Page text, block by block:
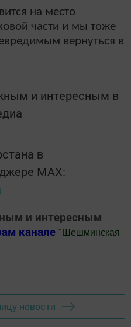
на место
части и мы тоже
вернуться в
и интересным в
в
MАХ:
и интересным
канале " Шешминская
новости